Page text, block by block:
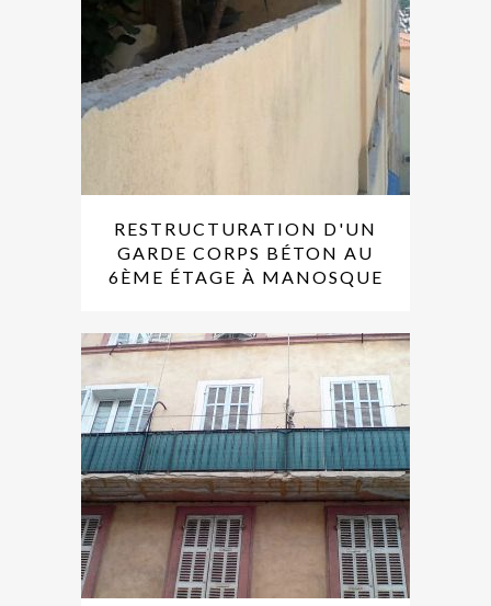
RESTRUCTURATION D'UN
GARDE CORPS BÉTON AU
6ÈME ÉTAGE À MANOSQUE